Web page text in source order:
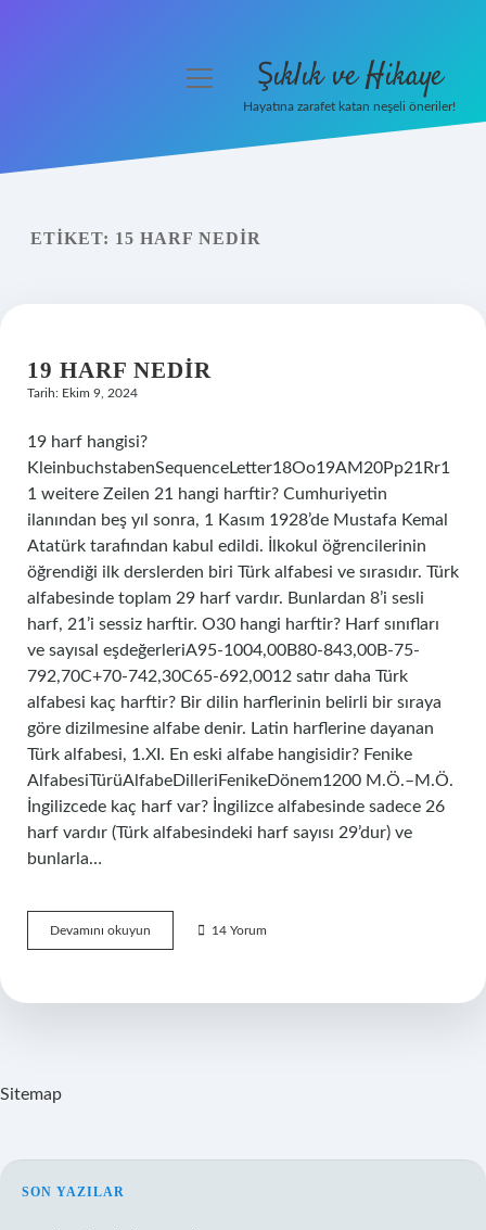
Yasal Uyarı
menüyü
Şıklık ve Hikaye
Hayatına zarafet katan neşeli öneriler!
ETIKET: 15 HARF NEDIR
19 HARF NEDIR
Tarih: Ekim 9, 2024
19 harf hangisi?
KleinbuchstabenSequenceLetter18Oo19AM20Pp21Rr1
1 weitere Zeilen 21 hangi harftir? Cumhuriyetin
ilanından beş yıl sonra, 1 Kasım 1928’de Mustafa Kemal
Atatürk tarafından kabul edildi. İlkokul öğrencilerinin
öğrendiği ilk derslerden biri Türk alfabesi ve sırasıdır. Türk
alfabesinde toplam 29 harf vardır. Bunlardan 8’i sesli
harf, 21’i sessiz harftir. O30 hangi harftir? Harf sınıfları
ve sayısal eşdeğerleriA95-1004,00B80-843,00B-75-
792,70C+70-742,30C65-692,0012 satır daha Türk
alfabesi kaç harftir? Bir dilin harflerinin belirli bir sıraya
göre dizilmesine alfabe denir. Latin harflerine dayanan
Türk alfabesi, 1.XI. En eski alfabe hangisidir? Fenike
AlfabesiTürüAlfabeDilleriFenikeDönem1200 M.Ö.–M.Ö.
İngilizcede kaç harf var? İngilizce alfabesinde sadece 26
harf vardır (Türk alfabesindeki harf sayısı 29’dur) ve
bunlarla…
Devamını okuyun
Harf
14 Yorum
Sitemap
SIDEBAR
SON YAZILAR